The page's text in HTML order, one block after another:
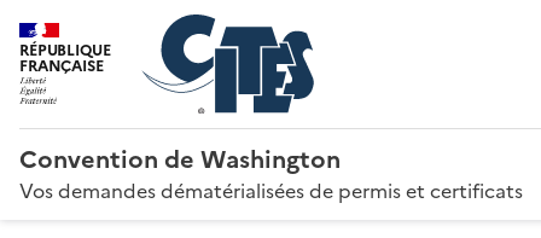
RÉPUBLIQUE
FRANÇAISE
Convention de Washington
Vos demandes dématérialisées de permis et certificats